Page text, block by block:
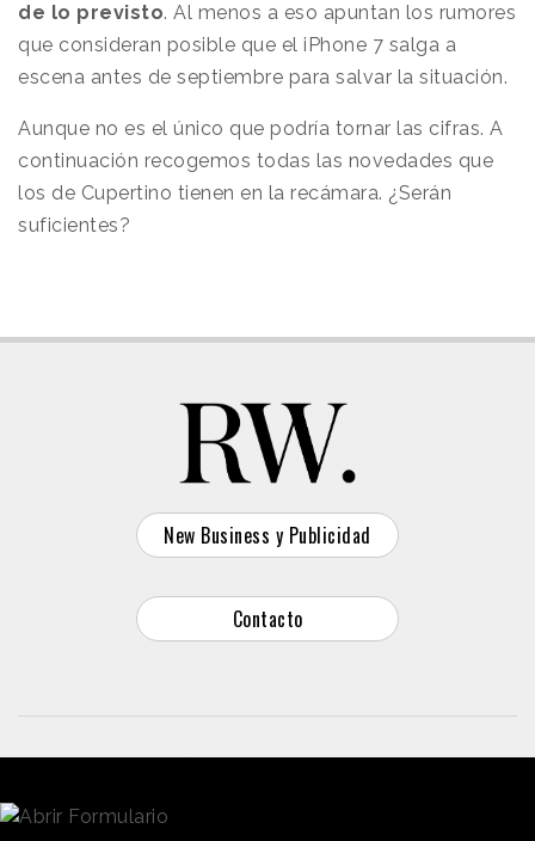
de lo previsto. Al menos a eso apuntan los rumores
que consideran posible que el iPhone 7 salga a
escena antes de septiembre para salvar la situación.
Aunque no es el único que podría tornar las cifras. A
continuación recogemos todas las novedades que
los de Cupertino tienen en la recámara. ¿Serán
suficientes?
New Business y Publicidad
Contacto
Dirección: Calle Antonio Pirala 29. Madrid, 28017